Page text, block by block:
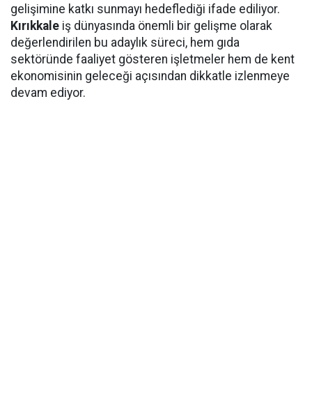
gelişimine katkı sunmayı hedeflediği ifade ediliyor.
Kırıkkale iş dünyasında önemli bir gelişme olarak
değerlendirilen bu adaylık süreci, hem gıda
sektöründe faaliyet gösteren işletmeler hem de kent
ekonomisinin geleceği açısından dikkatle izlenmeye
devam ediyor.